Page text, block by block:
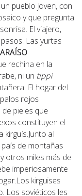
pueblo joven, con
y que pregunta
El viajero,
Las yurtas
rechina en la
ni un tippi
El hogar del
rojos
pieles que
constituyen el
al
de montañas
otros miles más de
imperiosamente
Los kirguises
Los soviéticos les